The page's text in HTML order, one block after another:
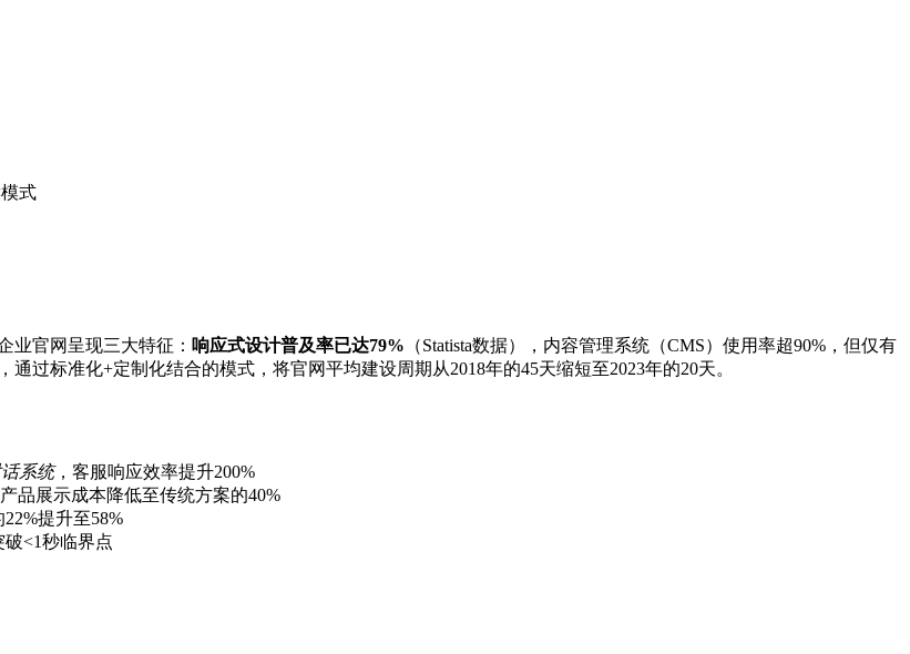
式
业官网呈现三大特征： 响应式设计普及率已达79% （Statista数据），内容管理系统（CMS）使用率超90%，但仅有
过标准化+定制化结合的模式，将官网平均建设周期从2018年的45天缩短至2023年的20天。
系统，客服响应效率提升200%
产品展示成本降低至传统方案的40%
提升至58%
<1秒临界点